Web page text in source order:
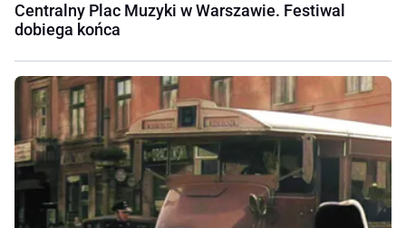
Centralny Plac Muzyki w Warszawie. Festiwal
dobiega końca